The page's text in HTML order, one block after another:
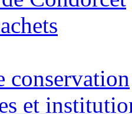
conservation
et